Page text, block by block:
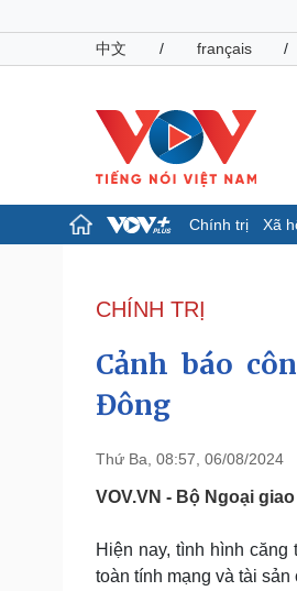
中文
/ français /
Chính trị Xã
Đảng
Tổ chức nhân sự
Quốc hội
Nhận diện sự thật
Pháp luật
Tin nóng
CHÍNH TRỊ
Cảnh báo
Đông
Thứ Ba, 08:57, 06/08/2024
VOV.VN - Bộ Ngoại
Hiện nay, tình hình
toàn tính mạng và tài